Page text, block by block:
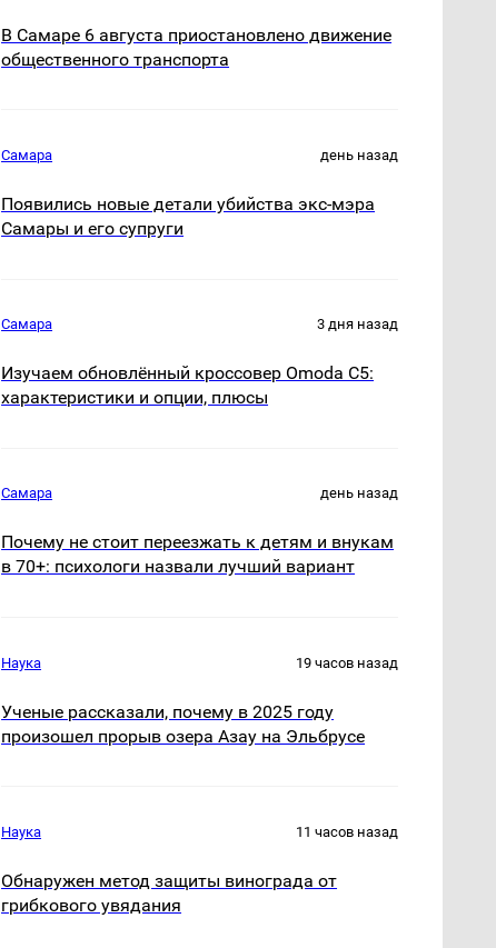
В Самаре 6 августа приостановлено движение
общественного транспорта
Самара день назад
Появились новые детали убийства экс-мэра
Самары и его супруги
Самара 3 дня назад
Изучаем обновлённый кроссовер Omoda C5:
характеристики и опции, плюсы
Самара день назад
Почему не стоит переезжать к детям и внукам
в 70+: психологи назвали лучший вариант
Наука 19 часов назад
Ученые рассказали, почему в 2025 году
произошел прорыв озера Азау на Эльбрусе
Наука 11 часов назад
Обнаружен метод защиты винограда от
грибкового увядания